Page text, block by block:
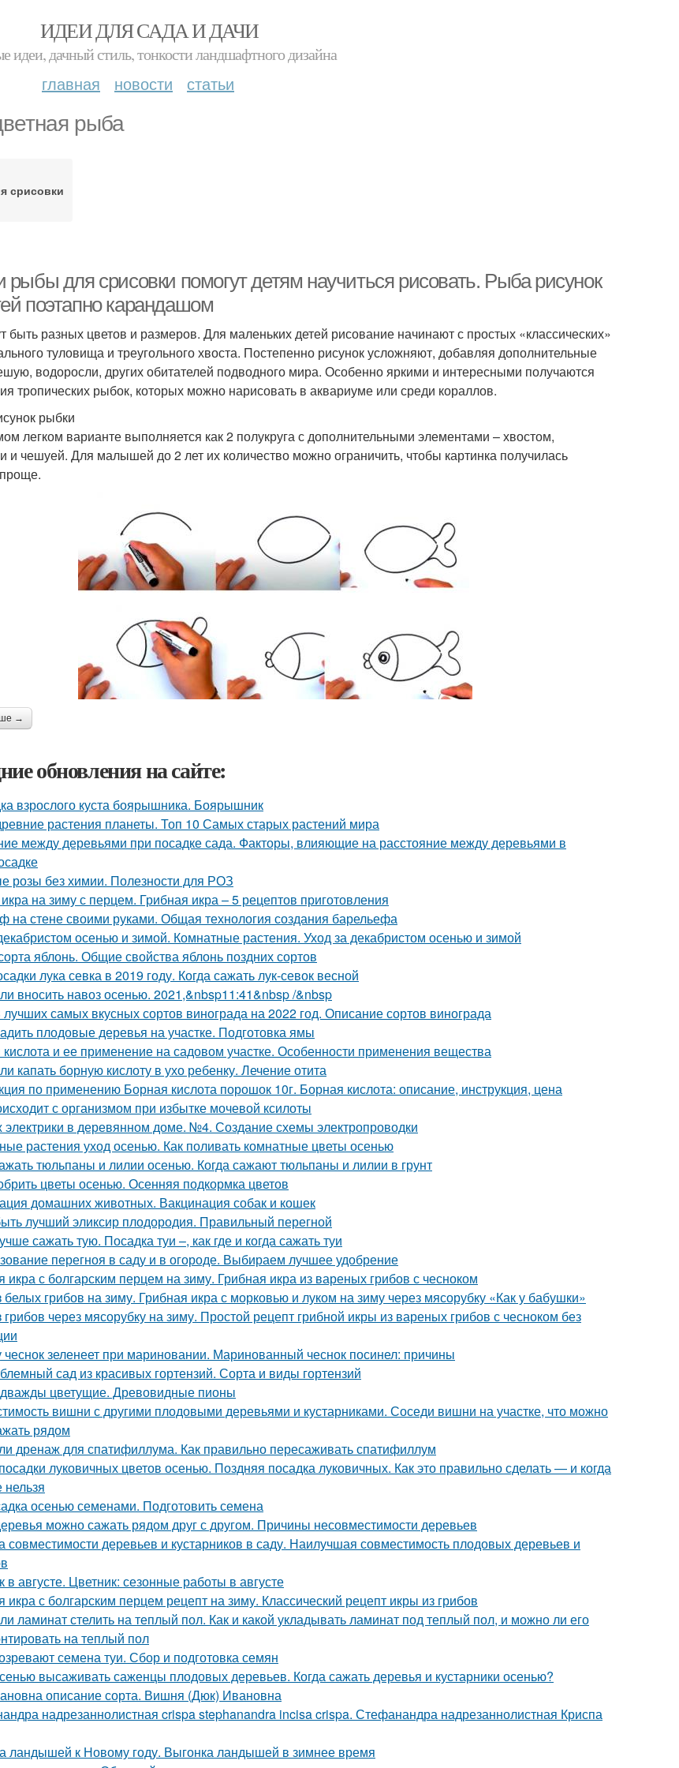
ИДЕИ ДЛЯ САДА И ДАЧИ
идеи, дачный стиль, тонкости ландшафтного дизайна
главная новости статьи
рыба
срисовки
рыбы для срисовки помогут детям научиться рисовать. Рыба рисунок
поэтапно карандашом
быть разных цветов и размеров. Для маленьких детей рисование начинают с простых «классических»
туловища и треугольного хвоста. Постепенно рисунок усложняют, добавляя дополнительные
водоросли, других обитателей подводного мира. Особенно яркими и интересными получаются
тропических рыбок, которых можно нарисовать в аквариуме или среди кораллов.
рыбки
легком варианте выполняется как 2 полукруга с дополнительными элементами – хвостом,
и чешуей. Для малышей до 2 лет их количество можно ограничить, чтобы картинка получилась
→
обновления на сайте:
взрослого куста боярышника. Боярышник
растения планеты. Топ 10 Самых старых растений мира
между деревьями при посадке сада. Факторы, влияющие на расстояние между деревьями в
розы без химии. Полезности для РОЗ
на зиму с перцем. Грибная икра – 5 рецептов приготовления
на стене своими руками. Общая технология создания барельефа
осенью и зимой. Комнатные растения. Уход за декабристом осенью и зимой
яблонь. Общие свойства яблонь поздних сортов
лука севка в 2019 году. Когда сажать лук-севок весной
вносить навоз осенью. 2021,&nbsp11:41&nbsp /&nbsp
самых вкусных сортов винограда на 2022 год. Описание сортов винограда
плодовые деревья на участке. Подготовка ямы
и ее применение на садовом участке. Особенности применения вещества
капать борную кислоту в ухо ребенку. Лечение отита
по применению Борная кислота порошок 10г. Борная кислота: описание, инструкция, цена
с организмом при избытке мочевой ксилоты
в деревянном доме. №4. Создание схемы электропроводки
растения уход осенью. Как поливать комнатные цветы осенью
тюльпаны и лилии осенью. Когда сажают тюльпаны и лилии в грунт
цветы осенью. Осенняя подкормка цветов
домашних животных. Вакцинация собак и кошек
лучший эликсир плодородия. Правильный перегной
сажать тую. Посадка туи –, как где и когда сажать туи
перегноя в саду и в огороде. Выбираем лучшее удобрение
икра с болгарским перцем на зиму. Грибная икра из вареных грибов с чесноком
белых грибов на зиму. Грибная икра с морковью и луком на зиму через мясорубку «Как у бабушки»
грибов через мясорубку на зиму. Простой рецепт грибной икры из вареных грибов с чесноком без
зеленеет при мариновании. Маринованный чеснок посинел: причины
сад из красивых гортензий. Сорта и виды гортензий
цветущие. Древовидные пионы
вишни с другими плодовыми деревьями и кустарниками. Соседи вишни на участке, что можно
рядом
дренаж для спатифиллума. Как правильно пересаживать спатифиллум
луковичных цветов осенью. Поздняя посадка луковичных. Как это правильно сделать — и когда
осенью семенами. Подготовить семена
можно сажать рядом друг с другом. Причины несовместимости деревьев
совместимости деревьев и кустарников в саду. Наилучшая совместимость плодовых деревьев и
в августе. Цветник: сезонные работы в августе
икра с болгарским перцем рецепт на зиму. Классический рецепт икры из грибов
ламинат стелить на теплый пол. Как и какой укладывать ламинат под теплый пол, и можно ли его
на теплый пол
семена туи. Сбор и подготовка семян
высаживать саженцы плодовых деревьев. Когда сажать деревья и кустарники осенью?
описание сорта. Вишня (Дюк) Ивановна
надрезаннолистная crispa stephanandra incisa crispa. Стефанандра надрезаннолистная Криспа
ландышей к Новому году. Выгонка ландышей в зимнее время